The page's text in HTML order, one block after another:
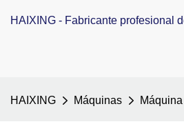
HAIXING - Fabricante profesional
HAIXING Máquinas